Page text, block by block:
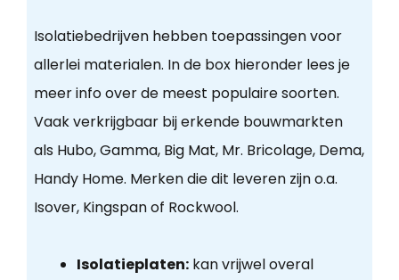
Isolatiebedrijven hebben toepassingen voor
allerlei materialen. In de box hieronder lees je
meer info over de meest populaire soorten.
Vaak verkrijgbaar bij erkende bouwmarkten
als Hubo, Gamma, Big Mat, Mr. Bricolage, Dema,
Handy Home. Merken die dit leveren zijn o.a.
Isover, Kingspan of Rockwool.
Isolatieplaten:kan vrijwel overal